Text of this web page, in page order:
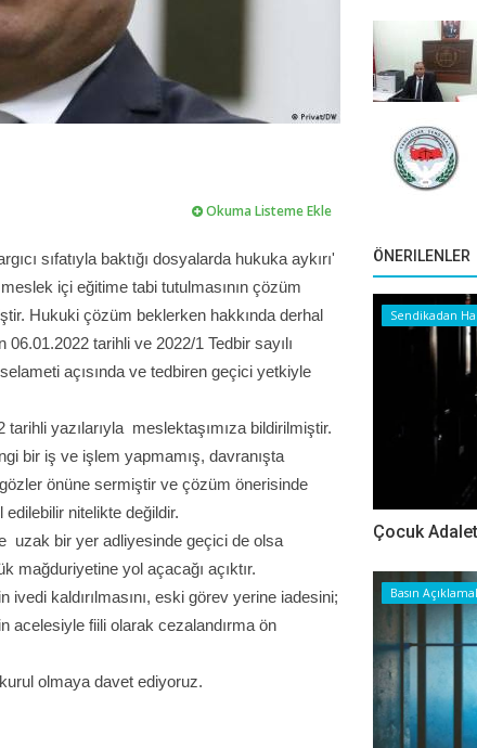
Okuma Listeme Ekle
sıfatıyla baktığı dosyalarda hukuka aykırı'
içi eğitime tabi tutulmasının çözüm
Hukuki çözüm beklerken hakkında derhal
tarihli ve 2022/1 Tedbir sayılı
açısında ve tedbiren geçici yetkiyle
yazılarıyla meslektaşımıza bildirilmiştir.
bir iş ve işlem yapmamış, davranışta
önüne sermiştir ve çözüm önerisinde
edilebilir nitelikte değildir.
uzak bir yer adliyesinde geçici de olsa
mağduriyetine yol açacağı açıktır.
kaldırılmasını, eski görev yerine iadesini;
acelesiyle fiili olarak cezalandırma ön
olmaya davet ediyoruz.
ÖNERILENLER
Sendikadan
Çocuk
Basın